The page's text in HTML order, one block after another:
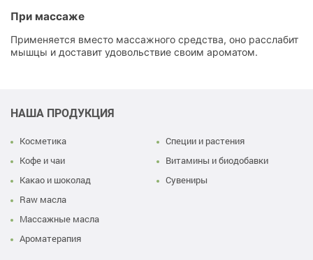
При массаже
Применяется вместо массажного средства, оно расслабит
мышцы и доставит удовольствие своим ароматом.
НАША ПРОДУКЦИЯ
Косметика
Кофе и чаи
Какао и шоколад
Raw масла
Массажные масла
Ароматерапия
Специи и растения
Витамины и биодобавки
Сувениры